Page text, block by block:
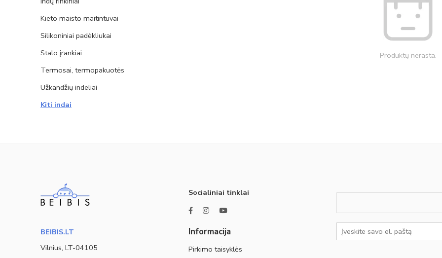
Produktų nerasta.
Kieto maisto maitintuvai
Silikoniniai padėkliukai
Stalo įrankiai
Termosai, termopakuotės
Užkandžių indeliai
Kiti indai
BEIBIS.LT
Vilnius, LT-04105
Socialiniai tinklai
Informacija
Pirkimo taisyklės